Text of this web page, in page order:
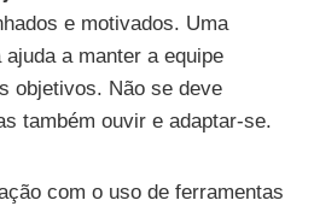
e motivados. Uma
a manter a equipe
objetivos. Não se deve
também ouvir e adaptar-se.
com o uso de ferramentas